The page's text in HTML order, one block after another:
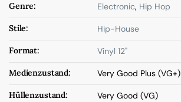
Genre: Electronic, Hip Hop
Stile: Hip-House
Format: Vinyl 12"
Medienzustand: Very Good Plus (VG+)
Hüllenzustand: Very Good (VG)